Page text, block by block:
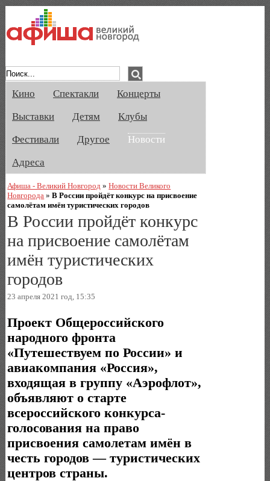
Кино Спектакли
Концерты
Выставки
Детям
Клубы
Фестивали
Другое
Новости
Адреса
Афиша - Великий Новгород »Новости Великого
Новгорода »В России пройдёт конкурс на присвоение
самолётам имён туристических городов
В России пройдёт конкурс
на присвоение самолётам
имён туристических
городов
23 апреля 2021 год, 15:35
Проект Общероссийского
народного фронта
«Путешествуем по России» и
авиакомпания «Россия»,
входящая в группу «Аэрофлот»,
объявляют о старте
всероссийского конкурса-
голосования на право
присвоения самолетам имён в
честь городов — туристических
центров страны.